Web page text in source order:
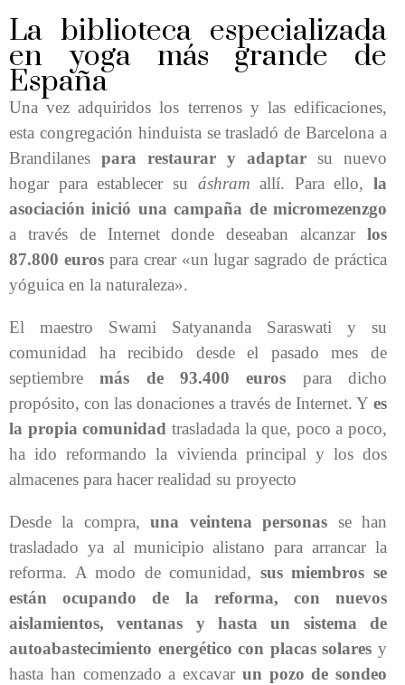
La biblioteca especializada
en yoga más grande de
España
Una vez adquiridos los terrenos y las edificaciones,
esta congregación hinduista se trasladó de Barcelona a
Brandilanes para restaurar y adaptar su nuevo
hogar para establecer su áshramallí. Para ello, la
asociación inició una campaña de micromezenzgo
a través de Internet donde deseaban alcanzar los
87.800 eurospara crear «un lugar sagrado de práctica
yóguica en la naturaleza».
El maestro Swami Satyananda Saraswati y su
comunidad ha recibido desde el pasado mes de
septiembre más de 93.400 euros para dicho
propósito, con las donaciones a través de Internet. Y es
la propia comunidad trasladada la que, poco a poco,
ha ido reformando la vivienda principal y los dos
almacenes para hacer realidad su proyecto
Desde la compra,una veintena personas se han
trasladado ya al municipio alistano para arrancar la
reforma. A modo de comunidad, sus miembros se
están ocupando de la reforma, con nuevos
aislamientos, ventanas y hasta un sistema de
autoabastecimiento energético con placas solares y
hasta han comenzado a excavar un pozo de sondeo